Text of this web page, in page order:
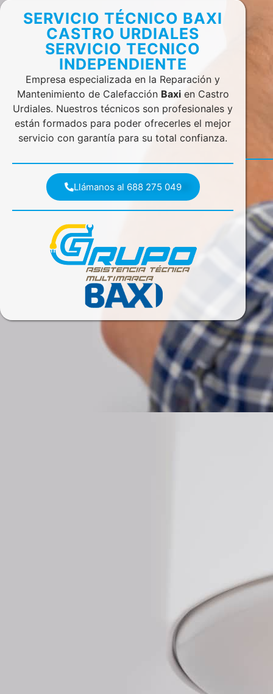
SERVICIO TÉCNICO BAXI
CASTRO URDIALES
SERVICIO TECNICO
INDEPENDIENTE
Empresa especializada en la Reparación y
Mantenimiento de Calefacción Baxien Castro
Urdiales. Nuestros técnicos son profesionales y
están formados para poder ofrecerles el mejor
servicio con garantía para su total confianza.
Llámanos al 688 275 049